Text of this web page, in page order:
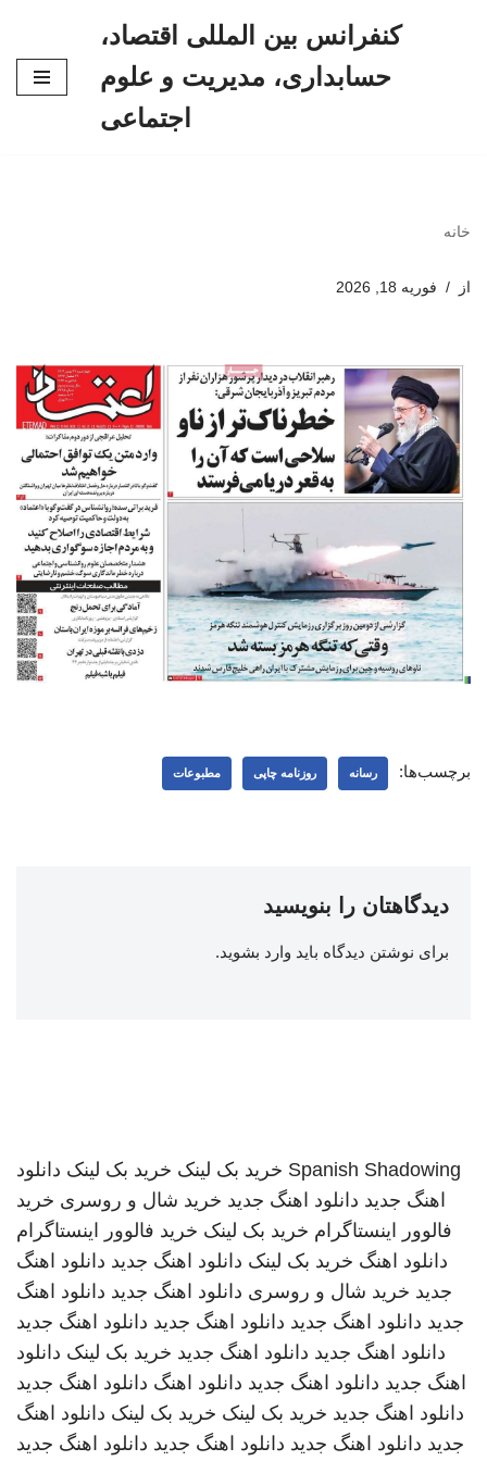
کنفرانس بین المللی اقتصاد،
حسابداری، مدیریت و علوم
اجتماعی
خانه
از فوریه 18, 2026
برچسب‌ها: رسانه روزنامه چاپی مطبوعات
دیدگاهتان را بنویسید
برای نوشتن دیدگاه باید وارد بشوید.
Spanish Shadowing خرید بک لینک خرید بک لینک دانلود
اهنگ جدید دانلود اهنگ جدید خرید شال و روسری خرید
فالوور اینستاگرام خرید بک لینک خرید فالوور اینستاگرام
دانلود اهنگ خرید بک لینک دانلود اهنگ جدید دانلود اهنگ
جدید خرید شال و روسری دانلود اهنگ جدید دانلود اهنگ
جدید دانلود اهنگ جدید دانلود اهنگ جدید دانلود اهنگ جدید
دانلود اهنگ جدید دانلود اهنگ جدید خرید بک لینک دانلود
اهنگ جدید دانلود اهنگ جدید دانلود اهنگ دانلود اهنگ جدید
دانلود اهنگ جدید خرید بک لینک خرید بک لینک دانلود اهنگ
جدید دانلود اهنگ جدید دانلود اهنگ جدید دانلود اهنگ جدید